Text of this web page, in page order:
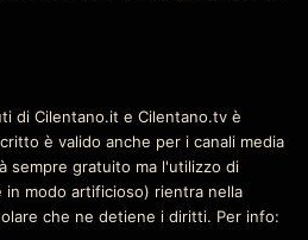
di Cilentano.it e Cilentano.tv è
è valido anche per i canali media
sempre gratuito ma l'utilizzo di
in modo artificioso) rientra nella
che ne detiene i diritti. Per info: